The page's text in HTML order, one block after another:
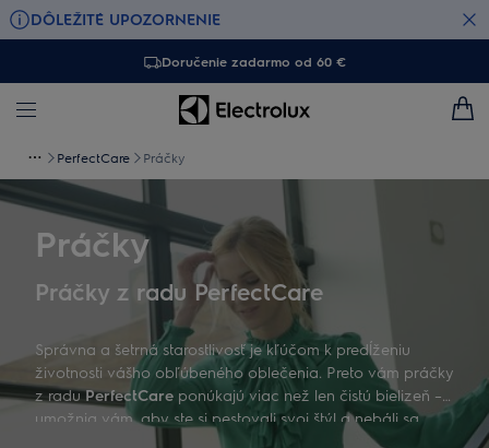
DÔLEŽITÉ UPOZORNENIE
Doručenie zadarmo od 60 €
PerfectCare Práčky
Práčky
Práčky z radu PerfectCare
Správna a šetrná starostlivosť je kľúčom k predĺženiu
životnosti vášho obľúbeného oblečenia. Preto vám práčky
z raduPerfectCare ponúkajú viac než len čistú bielizeň –
umožnia vám, aby ste si pestovali svoj štýl a nebáli sa
investovať do oblečenia, o ktoré sa dôkladne postarajú